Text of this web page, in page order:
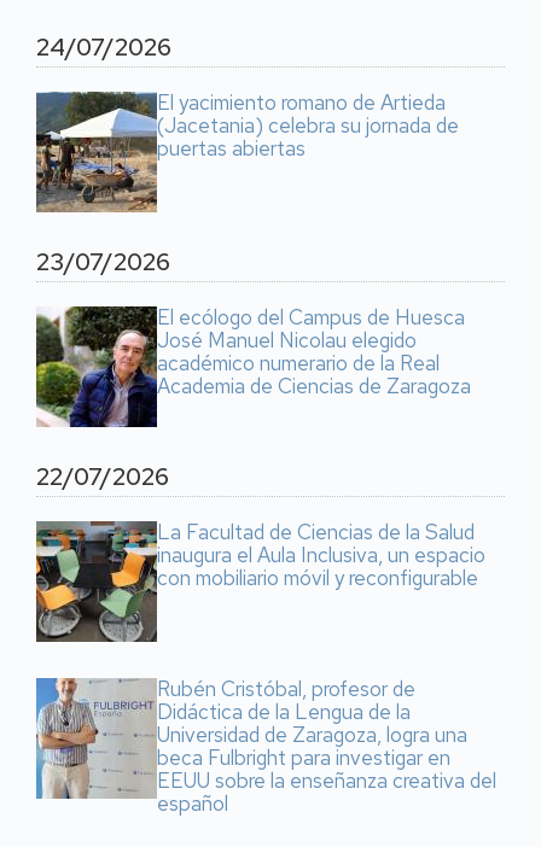
24/07/2026
El yacimiento romano de Artieda
(Jacetania) celebra su jornada de
puertas abiertas
23/07/2026
El ecólogo del Campus de Huesca
José Manuel Nicolau elegido
académico numerario de la Real
Academia de Ciencias de Zaragoza
22/07/2026
La Facultad de Ciencias de la Salud
inaugura el Aula Inclusiva, un espacio
con mobiliario móvil y reconfigurable
Rubén Cristóbal, profesor de
Didáctica de la Lengua de la
Universidad de Zaragoza, logra una
beca Fulbright para investigar en
EEUU sobre la enseñanza creativa del
español